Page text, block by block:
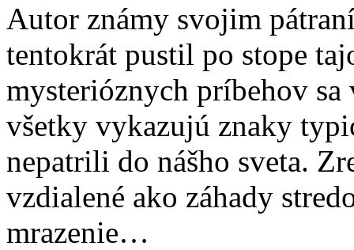
Autor známy svojim
tentokrát pustil po stope
mysterióznych príbehov
všetky vykazujú znaky
nepatrili do nášho sveta.
vzdialené ako záhady
mrazenie…